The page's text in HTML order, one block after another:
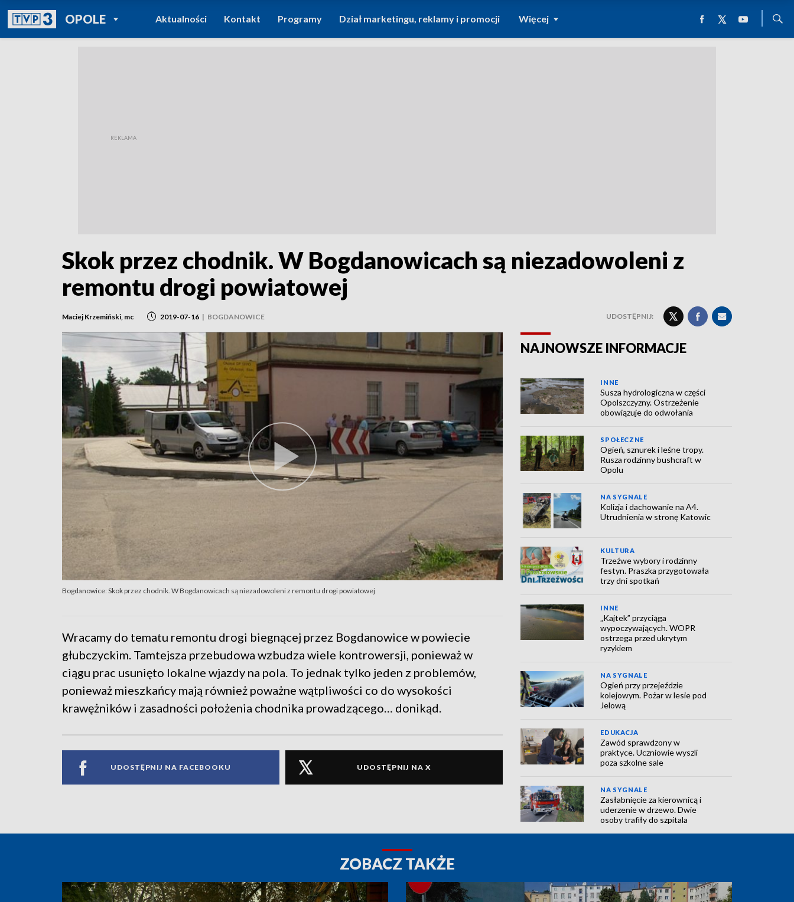
OPOLEPOWRÓT DO
TVP REGIONY
Aktualności Kontakt Programy Dział marketingu, reklamy i promocji Więcej
Skok przez chodnik. W Bogdanowicach są niezadowoleni z
remontu drogi powiatowej
Maciej Krzemiński, mc 2019-07-16 | BOGDANOWICE UDOSTĘPNIJ:
Bogdanowice: Skok przez chodnik. W Bogdanowicach są niezadowoleni z remontu drogi powiatowej
Wracamy do tematu remontu drogi biegnącej przez Bogdanowice w powiecie
głubczyckim. Tamtejsza przebudowa wzbudza wiele kontrowersji, ponieważ w
ciągu prac usunięto lokalne wjazdy na pola. To jednak tylko jeden z problemów,
ponieważ mieszkańcy mają również poważne wątpliwości co do wysokości
krawężników i zasadności położenia chodnika prowadzącego… donikąd.
UDOSTĘPNIJ NA FACEBOOKU UDOSTĘPNIJ NA X
NAJNOWSZE INFORMACJE
INNE
Susza hydrologiczna w części
Opolszczyzny. Ostrzeżenie
obowiązuje do odwołania
SPOŁECZNE
Ogień, sznurek i leśne tropy.
Rusza rodzinny bushcraft w
Opolu
NA SYGNALE
Kolizja i dachowanie na A4.
Utrudnienia w stronę Katowic
KULTURA
Trzeźwe wybory i rodzinny
festyn. Praszka przygotowała
trzy dni spotkań
INNE
„Kajtek” przyciąga
wypoczywających. WOPR
ostrzega przed ukrytym
ryzykiem
NA SYGNALE
Ogień przy przejeździe
kolejowym. Pożar w lesie pod
Jelową
EDUKACJA
Zawód sprawdzony w
praktyce. Uczniowie wyszli
poza szkolne sale
NA SYGNALE
Zasłabnięcie za kierownicą i
uderzenie w drzewo. Dwie
osoby trafiły do szpitala
ZOBACZ TAKŻE